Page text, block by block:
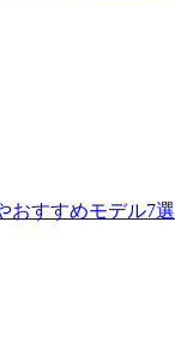
おすすめモデル7選